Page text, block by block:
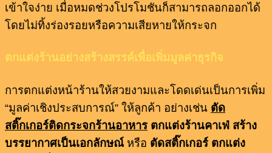
เข้าใจง่าย เมื่อหมดช่วงโปรโมชันก็สามารถลอกออกได้
โดยไม่ทิ้งร่องรอยหรือความเสียหายให้กระจก
ตกแต่งร้านอย่างสร้างสรรค์เพื่อเพิ่มมูลค่าธุรกิจ
การตกแต่งหน้าร้านให้สวยงามและโดดเด่นเป็นการเพิ่ม
“มูลค่าเชิงประสบการณ์” ให้ลูกค้า อย่างเช่น ตัด
สติ๊กเกอร์ติดกระจกร้านอาหารตกแต่งร้านคาเฟ่ สร้าง
บรรยากาศเป็นเอกลักษณ์ หรือ ตัดสติ๊กเกอร์ ตกแต่ง